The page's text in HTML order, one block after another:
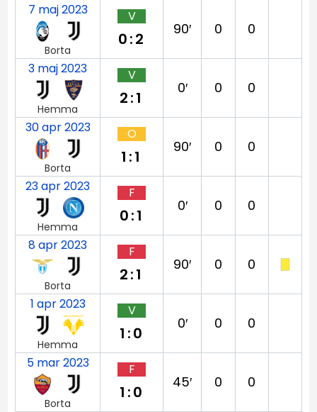
7 maj 2023
Borta
V
0:2
90′ 0 0
3 maj 2023
Hemma
V
2:1
0′ 0 0
30 apr 2023
Borta
O
1:1
90′ 0 0
23 apr 2023
Hemma
F
0:1
0′ 0 0
8 apr 2023
Borta
F
2:1
90′ 0 0
1 apr 2023
Hemma
V
1:0
0′ 0 0
5 mar 2023
Borta
F
1:0
45′ 0 0